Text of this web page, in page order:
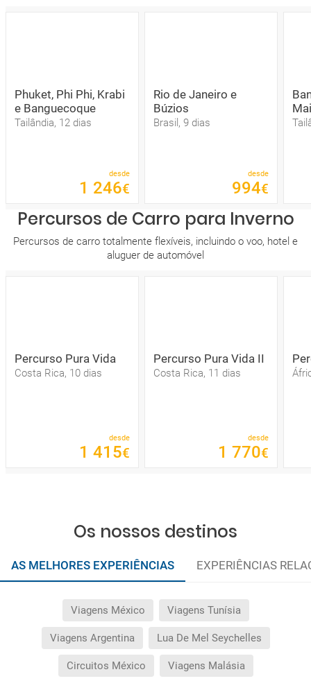
Phuket, Phi Phi, Krabi
e Banguecoque
Tailândia, 12 dias
desde
1 246€
Rio de Janeiro e
Búzios
Brasil, 9 dias
desde
994€
Percursos de Carro para Inverno
Percursos de carro totalmente flexíveis, incluindo o voo, hotel e
aluguer de automóvel
Percurso Pura Vida
Costa Rica, 10 dias
desde
1 415€
Percurso Pura Vida II
Costa Rica, 11 dias
desde
1 770€
Os nossos destinos
AS MELHORES EXPERIÊNCIAS EXPERIÊNCIAS
Viagens México Viagens Tunísia
Viagens Argentina Lua De Mel Seychelles
Circuitos México Viagens Malásia